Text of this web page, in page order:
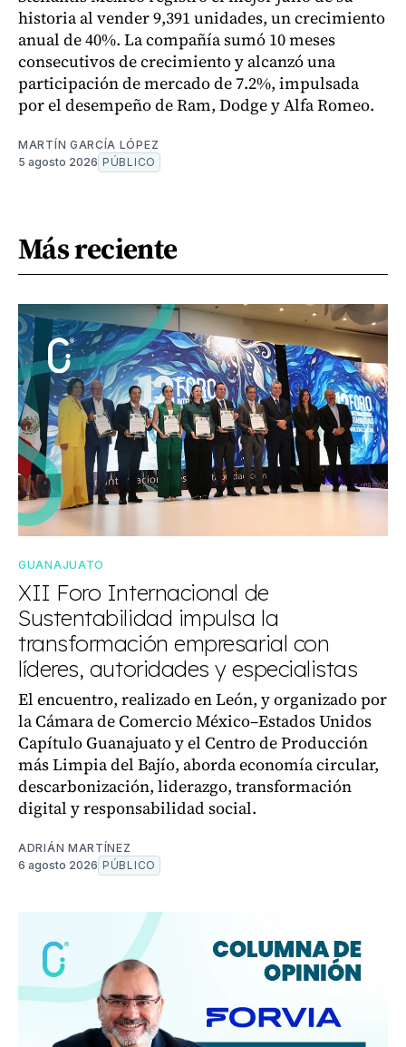
historia al vender 9,391 unidades, un crecimiento
anual de 40%. La compañía sumó 10 meses
consecutivos de crecimiento y alcanzó una
participación de mercado de 7.2%, impulsada
por el desempeño de Ram, Dodge y Alfa Romeo.
MARTÍN GARCÍA LÓPEZ
5 agosto 2026 PÚBLICO
Más reciente
GUANAJUATO
XII Foro Internacional de
Sustentabilidad impulsa la
transformación empresarial con
líderes, autoridades y especialistas
El encuentro, realizado en León, y organizado por
la Cámara de Comercio México–Estados Unidos
Capítulo Guanajuato y el Centro de Producción
más Limpia del Bajío, aborda economía circular,
descarbonización, liderazgo, transformación
digital y responsabilidad social.
ADRIÁN MARTÍNEZ
6 agosto 2026 PÚBLICO